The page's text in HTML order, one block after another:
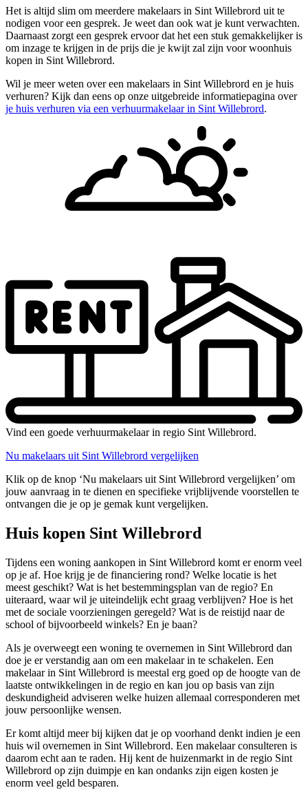
Het is altijd slim om meerdere makelaars in Sint Willebrord uit te
nodigen voor een gesprek. Je weet dan ook wat je kunt verwachten.
Daarnaast zorgt een gesprek ervoor dat het een stuk gemakkelijker is
om inzage te krijgen in de prijs die je kwijt zal zijn voor woonhuis
kopen in Sint Willebrord.
Wil je meer weten over een makelaars in Sint Willebrord en je huis
verhuren? Kijk dan eens op onze uitgebreide informatiepagina over
je huis verhuren via een verhuurmakelaar in Sint Willebrord.
Vind een goede verhuurmakelaar in regio Sint Willebrord.
Nu makelaars uit Sint Willebrord vergelijken
Klik op de knop ‘Nu makelaars uit Sint Willebrord vergelijken’ om
jouw aanvraag in te dienen en specifieke vrijblijvende voorstellen te
ontvangen die je op je gemak kunt vergelijken.
Huis kopen Sint Willebrord
Tijdens een woning aankopen in Sint Willebrord komt er enorm veel
op je af. Hoe krijg je de financiering rond? Welke locatie is het
meest geschikt? Wat is het bestemmingsplan van de regio? En
uiteraard, waar wil je uiteindelijk echt graag verblijven? Hoe is het
met de sociale voorzieningen geregeld? Wat is de reistijd naar de
school of bijvoorbeeld winkels? En je baan?
Als je overweegt een woning te overnemen in Sint Willebrord dan
doe je er verstandig aan om een makelaar in te schakelen. Een
makelaar in Sint Willebrord is meestal erg goed op de hoogte van de
laatste ontwikkelingen in de regio en kan jou op basis van zijn
deskundigheid adviseren welke huizen allemaal corresponderen met
jouw persoonlijke wensen.
Er komt altijd meer bij kijken dat je op voorhand denkt indien je een
huis wil overnemen in Sint Willebrord. Een makelaar consulteren is
daarom echt aan te raden. Hij kent de huizenmarkt in de regio Sint
Willebrord op zijn duimpje en kan ondanks zijn eigen kosten je
enorm veel geld besparen.